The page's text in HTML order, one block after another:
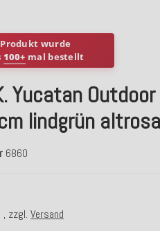
Produkt wurde
100+ mal bestellt
Yucatan
lindgrün
6860
, zzgl.Versand